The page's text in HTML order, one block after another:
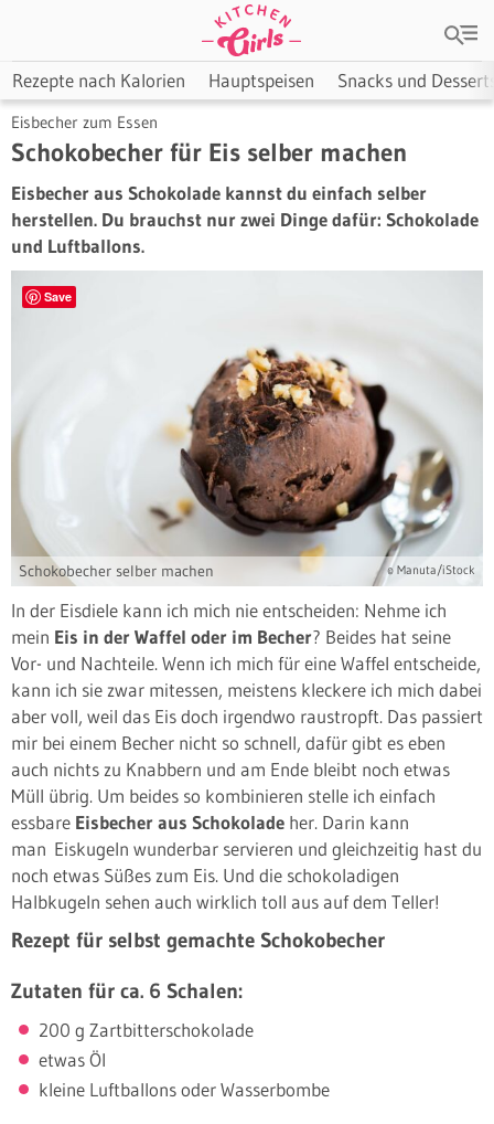
Rezepte nach Kalorien Hauptspeisen Snacks und
Eisbecher zum Essen
Schokobecher für Eis selber machen
Eisbecher aus Schokolade kannst du einfach selber
herstellen. Du brauchst nur zwei Dinge dafür: Schokolade
und Luftballons.
Save
Schokobecher selber machen © Manuta/iStock
In der Eisdiele kann ich mich nie entscheiden: Nehme ich
mein Eis in der Waffel oder im Becher? Beides hat seine
Vor- und Nachteile. Wenn ich mich für eine Waffel entscheide,
kann ich sie zwar mitessen, meistens kleckere ich mich dabei
aber voll, weil das Eis doch irgendwo raustropft. Das passiert
mir bei einem Becher nicht so schnell, dafür gibt es eben
auch nichts zu Knabbern und am Ende bleibt noch etwas
Müll übrig. Um beides so kombinieren stelle ich einfach
essbare Eisbecher aus Schokolade her. Darin kann
man Eiskugeln wunderbar servieren und gleichzeitig hast du
noch etwas Süßes zum Eis. Und die schokoladigen
Halbkugeln sehen auch wirklich toll aus auf dem Teller!
Rezept für selbst gemachte Schokobecher
Zutaten für ca. 6 Schalen:
200 g Zartbitterschokolade
etwas Öl
kleine Luftballons oder Wasserbombe